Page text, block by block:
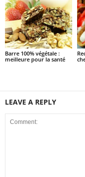
Barre 100% végétale :
meilleure pour la santé
LEAVE A REPLY